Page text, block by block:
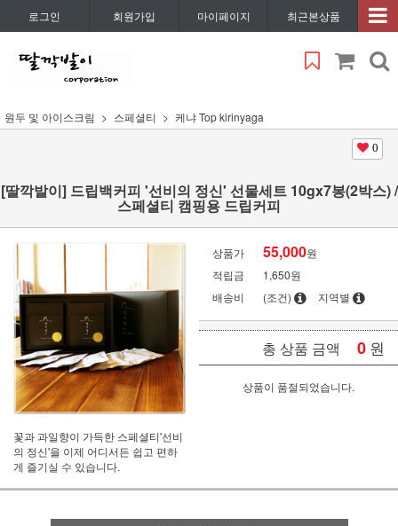
로그인 회원가입 마이페이지 최근본상품
원두 및 아이스크림 스페셜티 케냐 Top kirinyaga
0
[딸깍발이] 드립백커피 '선비의 정신' 선물세트 10gx7봉(2박스) /
스페셜티 캠핑용 드립커피
꽃과 과일향이 가득한 스페셜티'선비
의 정신'을 이제 어디서든 쉽고 편하
게 즐기실 수 있습니다.
상품가 55,000원
적립금
1,650원
배송비
(조건) 지역별
총 상품 금액 0 원
상품이 품절되었습니다.